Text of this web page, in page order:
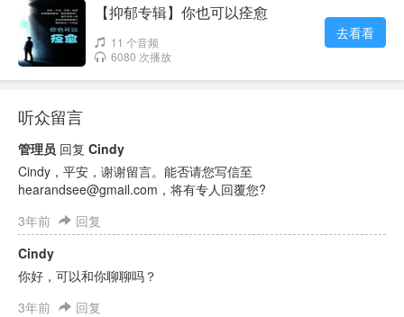
【抑郁专辑】你也可以痊愈
11 个音频
6080 次播放
去看看
听众留言
管理员 回复 Cindy
Cindy，平安，谢谢留言。能否请您写信至
hearandsee@gmail.com，将有专人回覆您?
3年前
回复
Cindy
你好，可以和你聊聊吗？
3年前
回复